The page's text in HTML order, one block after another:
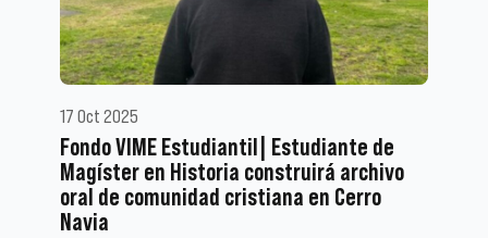
17 Oct 2025
Fondo VIME Estudiantil| Estudiante de
Magíster en Historia construirá archivo
oral de comunidad cristiana en Cerro
Navia